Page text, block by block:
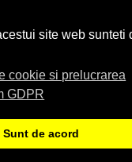
site web sunteti
cookie si prelucrarea
GDPR
Sunt de acord